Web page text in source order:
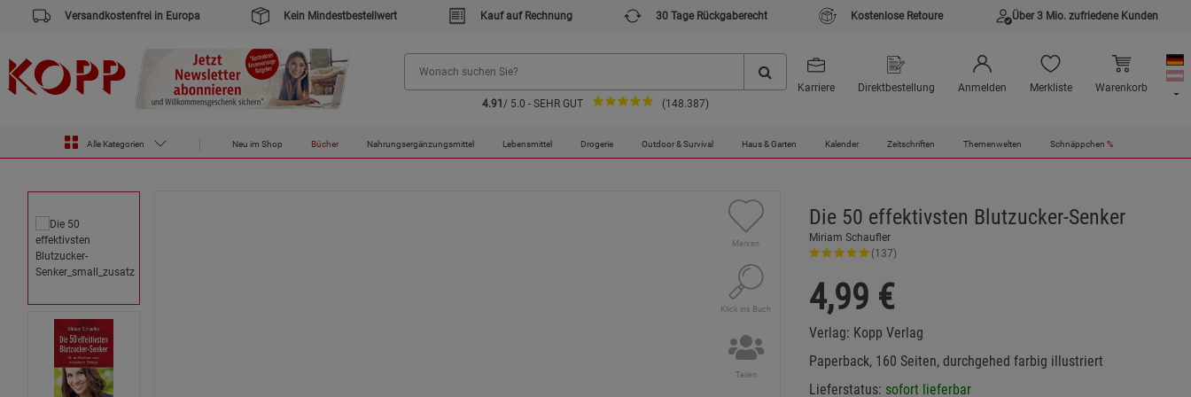
Versandkostenfrei in Europa Kein Mindestbestellwert Kauf auf Rechnung 30 Tage Rückgaberecht Kostenlose Retoure Über 3 Mio. zufriedene Kunden
4.91 / 5.0 - SEHR GUT (148.387)
Karriere Direktbestellung Anmelden Merkliste Warenkorb
Alle Kategorien Neu im Shop Bücher Nahrungsergänzungsmittel Lebensmittel Drogerie Outdoor & Survival Haus & Garten Kalender Zeitschriften Themenwelten Schnäppchen %
Zur Startseite des Kopp Verlag Online-Shop
Bücher Die 50 effektivsten Blutzucker-Senker
Merken
Klick ins Buch
Teilen
Die 50 effektivsten Blutzucker-Senker
Miriam Schaufler
(137)
4,99 €
Verlag: Kopp Verlag
Paperback, 160 Seiten, durchgehed farbig illustriert
Lieferstatus: sofort lieferbar